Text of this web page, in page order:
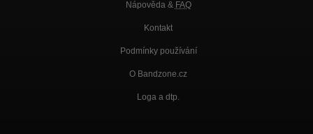
Nápověda & FAQ
Kontakt
Podmínky používání
O Bandzone.cz
Loga a dtp.